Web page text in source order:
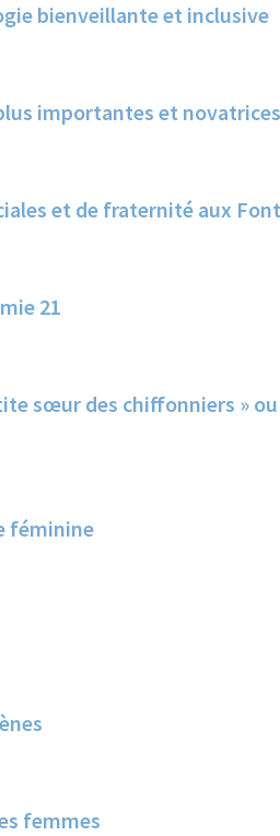
bienveillante et inclusive
importantes et
et de fraternité aux
21
sœur des chiffonniers »
féminine
femmes